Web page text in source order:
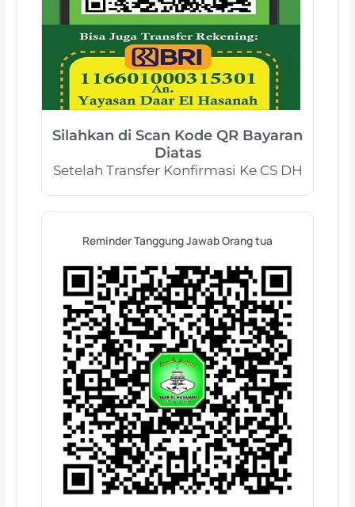
Silahkan di Scan Kode QR Bayaran
Diatas
Setelah Transfer Konfirmasi Ke CS DH
Reminder Tanggung Jawab Orang tua